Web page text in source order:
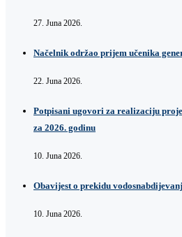
27. Juna 2026.
Načelnik održao prijem učenika
22. Juna 2026.
Potpisani ugovori za realizaciju
za 2026. godinu
10. Juna 2026.
Obavijest o prekidu
10. Juna 2026.